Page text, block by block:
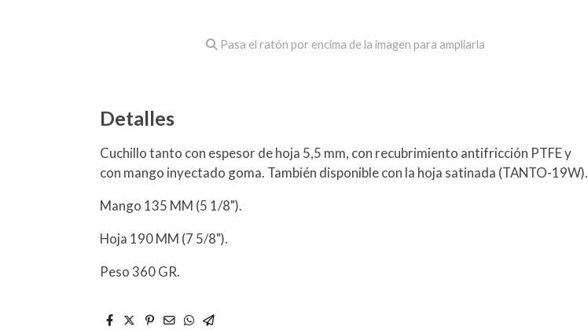
Pasa el ratón por encima de la imagen para ampliarla
Detalles
Cuchillo tanto con espesor de hoja 5,5 mm, con recubrimiento antifricción PTFE y
con mango inyectado goma. También disponible con la hoja satinada (TANTO-19W).
Mango 135 MM (5 1/8").
Hoja 190 MM (7 5/8").
Peso 360 GR.